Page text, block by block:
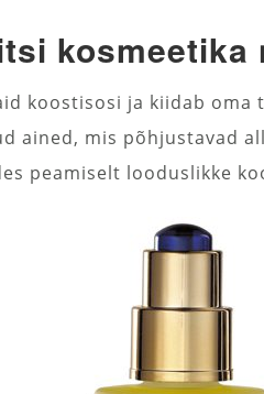
kosmeetika
koostisosi ja kiidab oma
ained, mis põhjustavad
peamiselt looduslikke